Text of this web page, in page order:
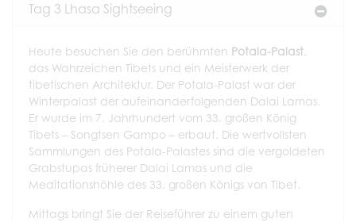
Tag 3 Lhasa Sightseeing
Heute besuchen Sie den berühmten Potala-Palast,
das Wahrzeichen Tibets und ein Meisterwerk der
tibetischen Architektur. Der Potala-Palast war der
Winterpalast der aufeinanderfolgenden Dalai Lamas.
Er wurde im 7. Jahrhundert vom 33. großen König
Tibets – Songtsen Gampo – erbaut. Die wertvollsten
Sammlungen des Potala-Palastes sind die vergoldeten
Grabstupas früherer Dalai Lamas und die
Meditationshöhle des 33. großen Königs von Tibet.
Mittags bringt Sie der Reiseführer zu einem guten